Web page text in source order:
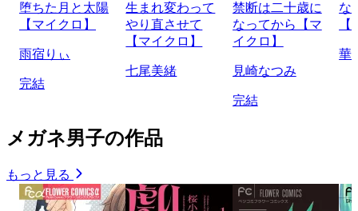
堕ちた月と太陽
【マイクロ】
雨宿りぃ
完結
生まれ変わって
やり直させて
【マイクロ】
七尾美緒
禁断は二十歳に
なってから【マ
イクロ】
見崎なつみ
完結
な
華
メガネ男子の作品
もっと見る